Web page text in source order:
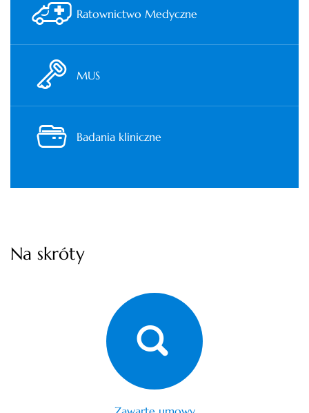
Ratownictwo Medyczne
MUS
Badania kliniczne
Na skróty